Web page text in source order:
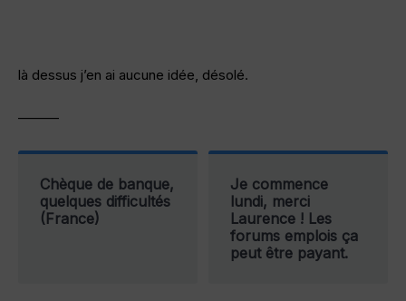
là dessus j’en ai aucune idée, désolé.
———
Chèque de banque,
quelques difficultés
(France)
Je commence
lundi, merci
Laurence ! Les
forums emplois ça
peut être payant.